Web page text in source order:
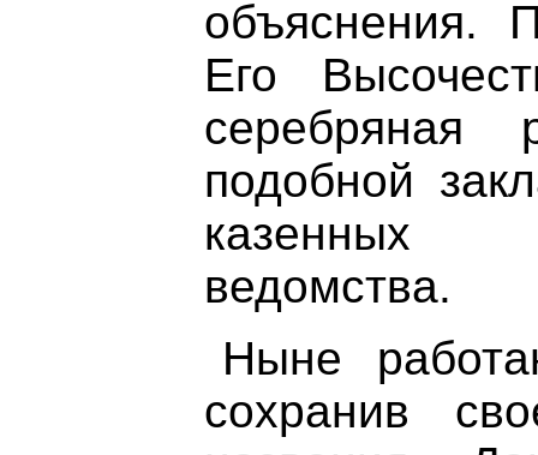
объяснения.
Его
серебряная
подобной
казенных
ведомства.
Ныне
сохранив